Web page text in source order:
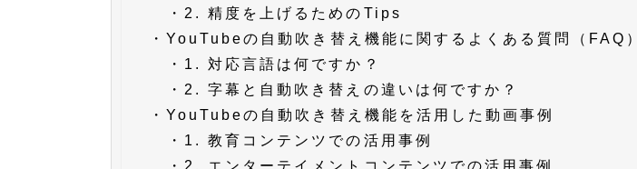
・2. 精度を上げるためのTips
・YouTubeの自動吹き替え機能に関するよくある質問（FAQ）
・ 1. 対応言語は何ですか？
・2. 字幕と自動吹き替えの違いは何ですか？
・YouTubeの自動吹き替え機能を活用した動画事例
・ 1. 教育コンテンツでの活用事例